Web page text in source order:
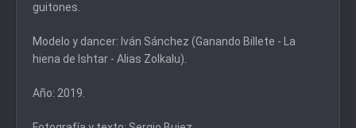
guitones.
Modelo y dancer: Iván Sánchez (Ganando Billete - La
hiena de Ishtar - Alias Zolkalu).
Año: 2019.